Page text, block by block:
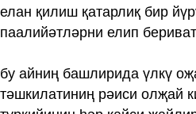
елан қилиш қатарлиқ бир
паалийәтләрни елип
бу айниң башлирида үлкү
тәшкилатиниң рәиси олҗай